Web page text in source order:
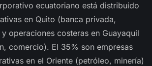
ecuatoriano está distribuido
en Quito (banca privada,
operaciones costeras en Guayaquil
comercio). El 35% son empresas
en el Oriente (petróleo, minería)